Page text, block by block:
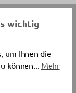
wichtig
um Ihnen die
können... Mehr